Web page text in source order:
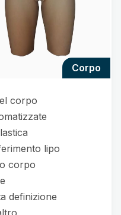
corpo
corpo
lipo
corpo
definizione